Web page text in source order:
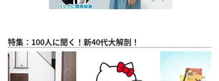
特集：100人に聞く！新40代大解剖！